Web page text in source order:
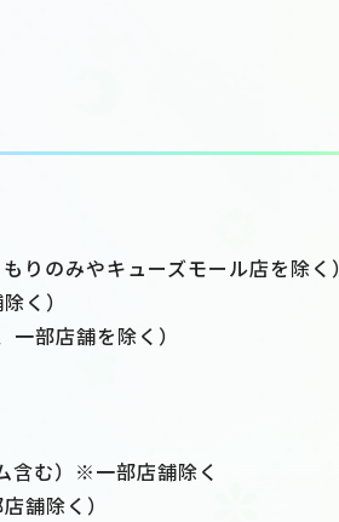
りのみやキューズモール店を除く）
く）
部店舗を除く）
含む）※一部店舗除く
舗除く）